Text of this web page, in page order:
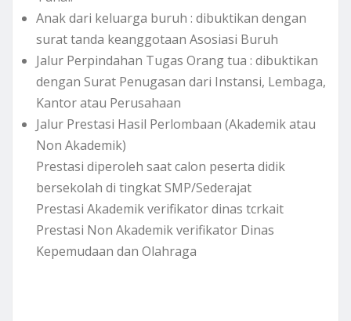
Anak dari keluarga buruh : dibuktikan dengan
surat tanda keanggotaan Asosiasi Buruh
Jalur Perpindahan Tugas Orang tua : dibuktikan
dengan Surat Penugasan dari Instansi, Lembaga,
Kantor atau Perusahaan
Jalur Prestasi Hasil Perlombaan (Akademik atau
Non Akademik)
Prestasi diperoleh saat calon peserta didik
bersekolah di tingkat SMP/Sederajat
Prestasi Akademik verifikator dinas tcrkait
Prestasi Non Akademik verifikator Dinas
Kepemudaan dan Olahraga